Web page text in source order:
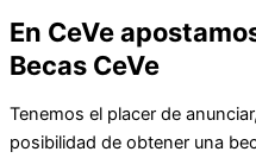
En CeVe
Becas CeVe
Tenemos el placer de
posibilidad de obtener una